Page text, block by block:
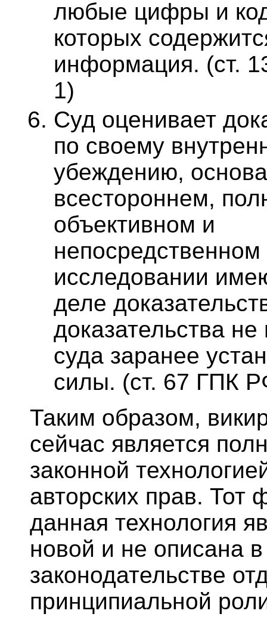
любые цифры и
которых
информация. (ст.
1)
Суд оценивает
по своему
убеждению,
всестороннем,
объективном и
непосредственном
исследовании
деле
доказательства
суда заранее
силы. (ст. 67 ГПК
Таким образом,
сейчас является
законной
авторских прав. Тот
данная технология
новой и не описана в
законодательстве
принципиальной